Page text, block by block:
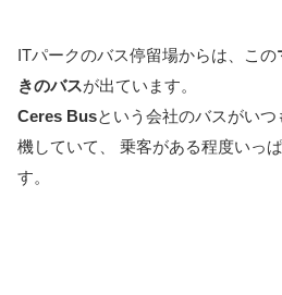
ITパークのバス停留場からは、この
きのバスが出ています。
Ceres Busという会社のバスがい
機していて、 乗客がある程度いっ
す。